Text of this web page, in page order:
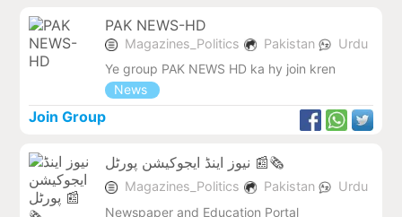
PAK NEWS-HD
Magazines_Politics Pakistan
Urdu
Ye group PAK NEWS HD ka hy join kren
News
Join Group
نیوز اینڈ ایجوکیشن پورٹل 📰🗞️
Magazines_Politics Pakistan
Urdu
Newspaper and Education Portal